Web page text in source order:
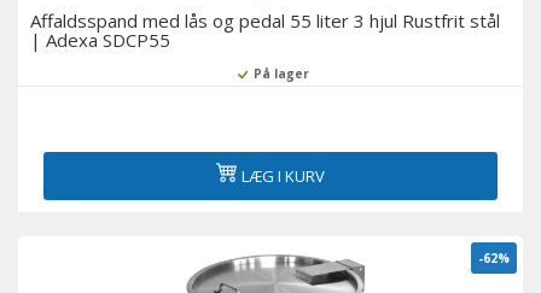
Affaldsspand med lås og pedal 55 liter 3 hjul Rustfrit stål
| Adexa SDCP55
På lager
LÆG I KURV
-62%